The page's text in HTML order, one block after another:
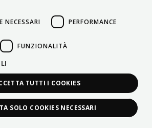
PORTUGUÊS
NECESSARI
PERFORMANCE
FUNZIONALITÀ
TUTTI I COOKIES
SOLO COOKIES NECESSARI